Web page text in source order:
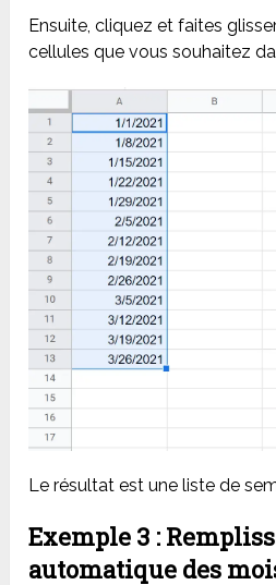
Ensuite, cliquez et faites
cellules que vous souhaitez
Le résultat est une liste de
Exemple 3 :
automatique des